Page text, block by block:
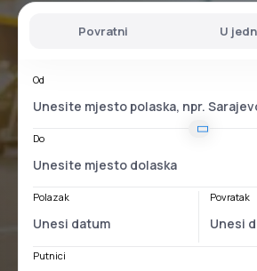
Povratni U
Od
Do
Polazak Povratak
Putnici